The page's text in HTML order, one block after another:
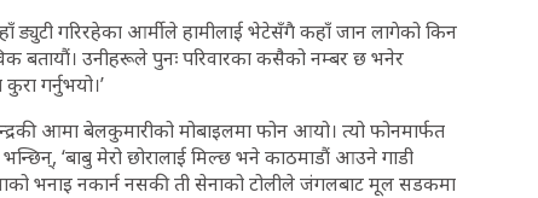
ड्युटी गरिरहेका आर्मीले हामीलाई भेटेसँगै कहाँ जान लागेको किन
बतायौं। उनीहरूले पुनः परिवारका कसैको नम्बर छ भनेर
गर्नुभयो।’
आमा बेलकुमारीको मोबाइलमा फोन आयो। त्यो फोनमार्फत
‘बाबु मेरो छोरालाई मिल्छ भने काठमाडौं आउने गाडी
भनाइ नकार्न नसकी ती सेनाको टोलीले जंगलबाट मूल सडकमा